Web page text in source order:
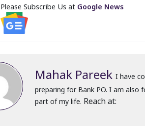
Please Subscribe Us at Google News
Mahak Pareek I have
preparing for Bank PO. I am also
part of my life. Reach at: